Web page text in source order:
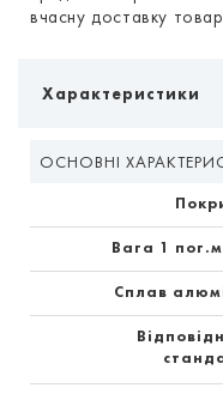
вчасну доставку
Характеристики
ОСНОВНІ
Вага 1
Сплав